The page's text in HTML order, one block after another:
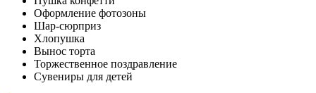
Оформление фотозоны
Шар-сюрприз
Хлопушка
Вынос торта
Торжественное поздравление
Сувениры для детей